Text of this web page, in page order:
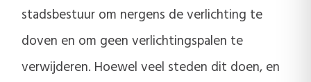
stadsbestuur om nergens de verlichting te
doven en om geen verlichtingspalen te
verwijderen. Hoewel veel steden dit doen, en